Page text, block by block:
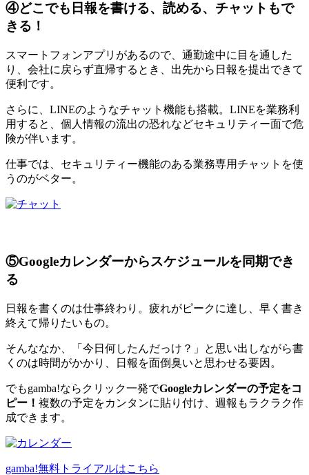
④どこでも日報を書ける、読める、チャットもで
きる！
スマートフォンアプリがあるので、通勤途中に目を通した
り、会社に戻らず直帰するとき、出先から日報を提出できて
便利です。
さらに、LINEのようなチャット機能も搭載。LINEを業務利
用すると、個人情報の流出の恐れなどセキュリティー面で危
険が伴います。
仕事では、セキュリティー機能のある業務専用チャットを使
うのがベター。
⑤Googleカレンダーからスケジュールを同期でき
る
日報を書くのは仕事終わり。疲れがピークに達し、早く書き
終えて帰りたいもの。
そんななか、「今日何したんだっけ？」と思い出しながら書
くのは時間がかかり、日報を面倒臭いと思わせる要因。
でもgamba!ならクリック一発でGoogleカレンダーの予定をコ
ピー！ 複数の予定をカンタンに貼り付け、週報もラクラク作
成できます。
gamba!無料トライアルはこちら